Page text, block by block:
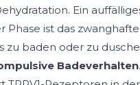
Ein
Phase ist das zwanghafte
zu baden oder zu
Badeverhalten